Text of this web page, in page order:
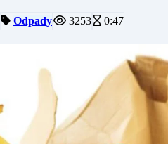
Odpady 3253 0:47